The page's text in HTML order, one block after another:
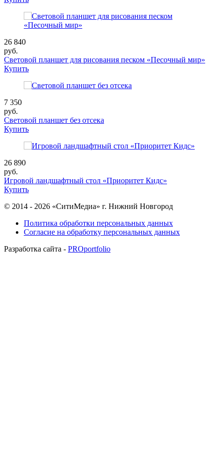
26 840
руб.
Световой планшет для рисования песком «Песочный мир»
Купить
7 350
руб.
Световой планшет без отсека
Купить
26 890
руб.
Игровой ландшафтный стол «Приоритет Кидс»
Купить
© 2014 - 2026 «СитиМедиа» г. Нижний Новгород
Политика обработки персональных данных
Согласие на обработку персональных данных
Разработка сайта - PROportfolio